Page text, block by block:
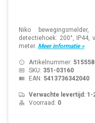
Niko
detectiehoek: 200°, IP44,
meter. Meer informatie »
Artikelnummer: 515558
SKU: 351-03160
EAN: 5413736342040
Verwachte levertijd: 1-
Voorraad: 0